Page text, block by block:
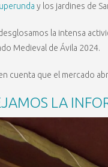
y los jardines de
la intensa
Medieval de Ávila 2024.
cuenta que el mercado
LA